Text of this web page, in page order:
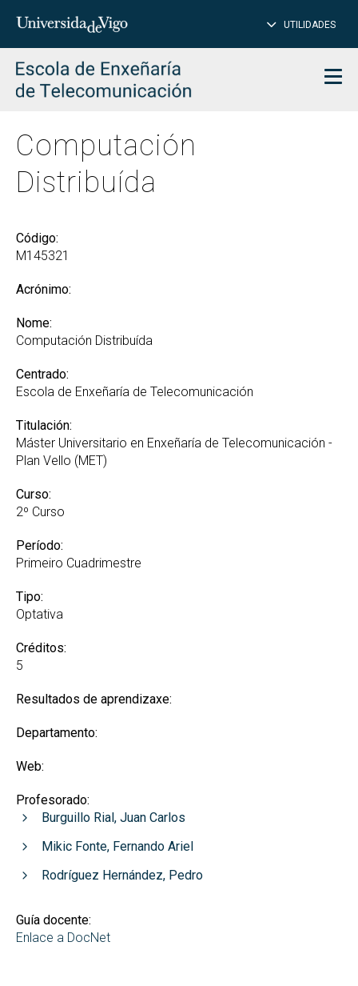
Introduce
para
buscar
UTILIDADES
Computación
Distribuída
Código:
M145321
Acrónimo:
Nome:
Computación Distribuída
Centrado:
Escola de Enxeñaría de Telecomunicación
Titulación:
Máster Universitario en Enxeñaría de Telecomunicación -
Plan Vello (MET)
Curso:
2º Curso
Período:
Primeiro Cuadrimestre
Tipo:
Optativa
Créditos:
5
Resultados de aprendizaxe:
Departamento:
Web:
Profesorado:
Burguillo Rial, Juan Carlos
Mikic Fonte, Fernando Ariel
Rodríguez Hernández, Pedro
Guía docente:
Enlace a DocNet